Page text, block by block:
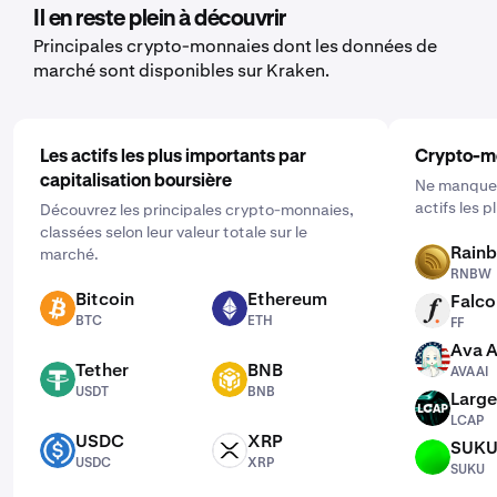
vous aimeriez acheter. Puis entrez le montant que vous
souhaitez acheter et sélectionnez la fréquence en
cliquant sur "Ponctuel" et en choisissant un calendrier
qui vous convient : quotidien, hebdomadaire ou mensuel.
Il en reste plein à découvrir
Principales crypto-monnaies dont les données de
marché sont disponibles sur Kraken.
Les actifs les plus importants par
capitalisation boursière
Découvrez les principales crypto-monnaies,
classées selon leur valeur totale sur le
marché.
BTC Bitcoin
BTC
ETH Ethereum
ETH
USDT Tether
USDT
BNB BNB
BNB
USDC USDC
USDC
XRP XRP
XRP
Crypto-
Ne
actifs les
RNBW
RNBW
FF
FF
AVAAI Ava
AVAAI
LCAP
LCAP
SUKU
SUKU